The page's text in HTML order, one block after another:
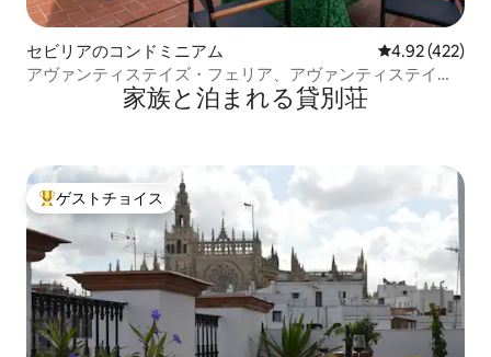
セビリアのコンドミニアム レビュー422
4.92 (422)
アヴァンティステイズ・フェリア、アヴァンティステイ
ズ・ブガンヴィリア家族と泊まれる貸別荘
大好評のゲストチョイスです。
ゲストチョイス